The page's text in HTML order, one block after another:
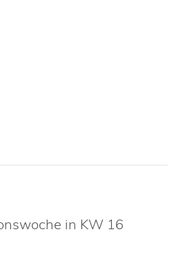
in KW 16